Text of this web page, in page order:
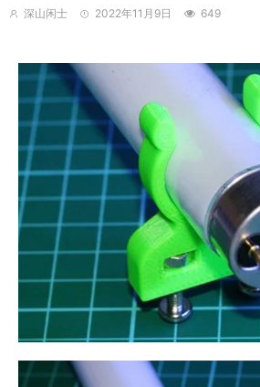
深山闲士 2022年11月9日 649